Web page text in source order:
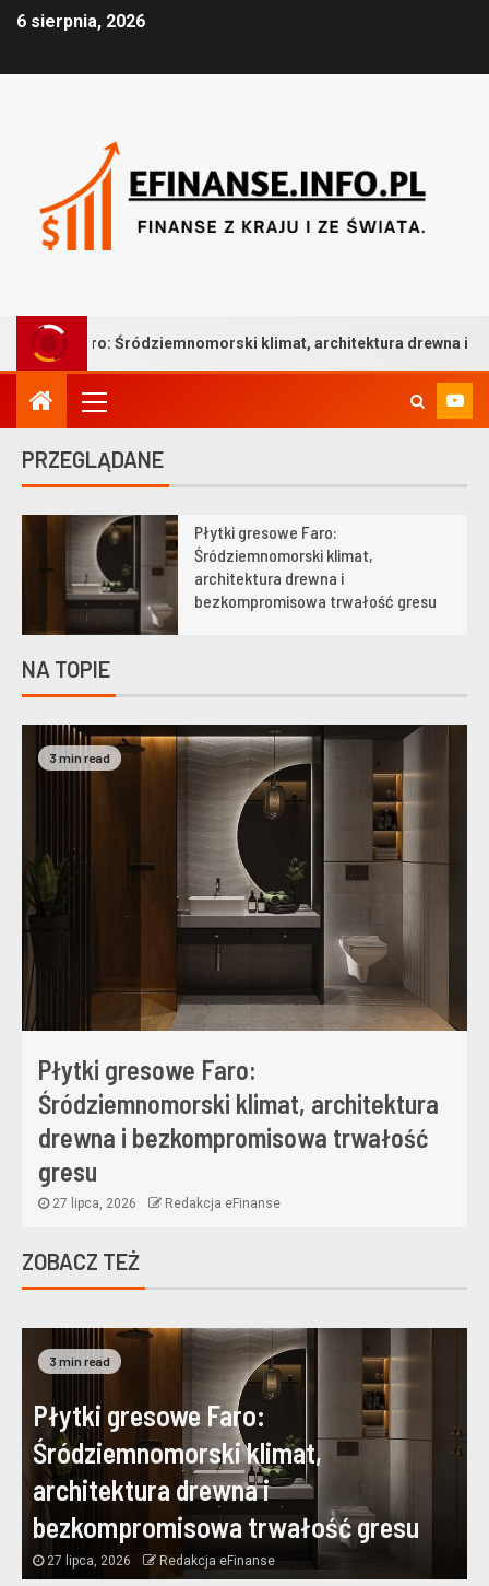
6 sierpnia, 2026
klimat, architektura drewna i bezkompromisowa
PRZEGLĄDANE
Płytki gresowe Faro:
Śródziemnomorski klimat,
architektura drewna i
bezkompromisowa trwałość gresu
NA TOPIE
3 min read
Płytki gresowe Faro:
Śródziemnomorski klimat, architektura
drewna i bezkompromisowa trwałość
gresu
27 lipca, 2026 Redakcja eFinanse
ZOBACZ TEŻ
3 min read
Płytki gresowe Faro:
Śródziemnomorski klimat,
architektura drewna i
bezkompromisowa trwałość gresu
27 lipca, 2026 Redakcja eFinanse